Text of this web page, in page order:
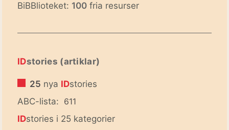
BiBBlioteket: 100 fria resurser
IDstories (artiklar)
25 nya IDstories
ABC-lista: 611
IDstories i 25 kategorier